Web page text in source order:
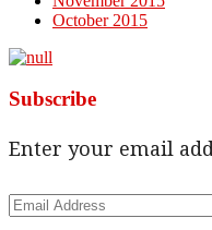
October 2015
Subscribe
Enter your email
Email